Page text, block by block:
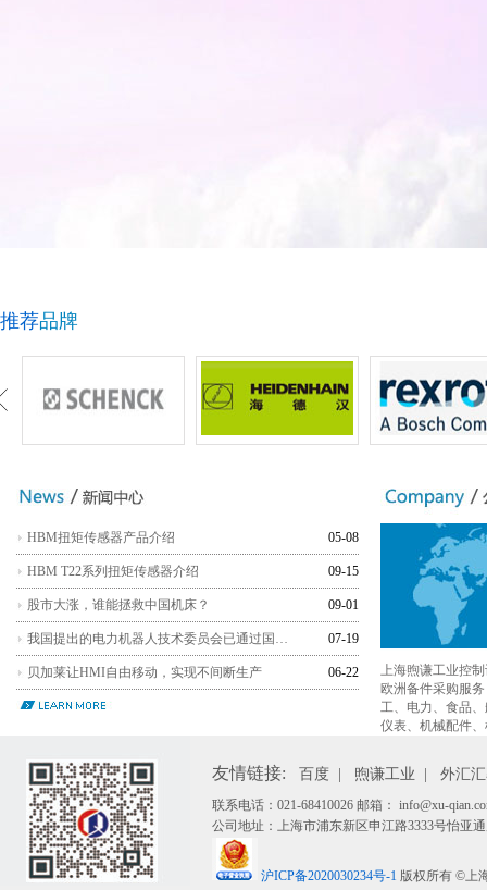
推荐品牌
HBM扭矩传感器产品介绍 05-08
HBM T22系列扭矩传感器介绍 09-15
股市大涨，谁能拯救中国机床？ 09-01
我国提出的电力机器人技术委员会已通过国际电工委员会(IEC)批准成立 07-19
贝加莱让HMI自由移动，实现不间断生产 06-22
上海煦谦工业控
欧洲备件采购服
工、电力、食品
仪表、机械配件
友情链接: 百度 煦谦工业 外汇
联系电话：021-68410026 邮箱： info@xu-
公司地址：上海市浦东新区申江路3333号怡亚
沪ICP备2020030234号-1 版权所有 ©上